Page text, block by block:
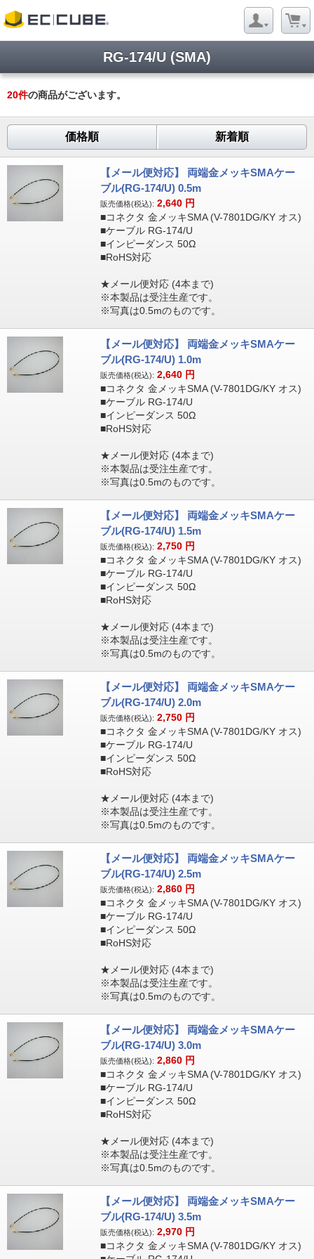
RG-174/U (SMA)
20件の商品がございます。
価格順 新着順
【メール便対応】 両端金メッキSMAケー
ブル(RG-174/U) 0.5m
販売価格(税込): 2,640 円
■コネクタ 金メッキSMA (V-7801DG/KY オス)
■ケーブル RG-174/U
■インピーダンス 50Ω
■RoHS対応
★メール便対応 (4本まで)
※本製品は受注生産です。
※写真は0.5mのものです。
【メール便対応】 両端金メッキSMAケー
ブル(RG-174/U) 1.0m
販売価格(税込): 2,640 円
■コネクタ 金メッキSMA (V-7801DG/KY オス)
■ケーブル RG-174/U
■インピーダンス 50Ω
■RoHS対応
★メール便対応 (4本まで)
※本製品は受注生産です。
※写真は0.5mのものです。
【メール便対応】 両端金メッキSMAケー
ブル(RG-174/U) 1.5m
販売価格(税込): 2,750 円
■コネクタ 金メッキSMA (V-7801DG/KY オス)
■ケーブル RG-174/U
■インピーダンス 50Ω
■RoHS対応
★メール便対応 (4本まで)
※本製品は受注生産です。
※写真は0.5mのものです。
【メール便対応】 両端金メッキSMAケー
ブル(RG-174/U) 2.0m
販売価格(税込): 2,750 円
■コネクタ 金メッキSMA (V-7801DG/KY オス)
■ケーブル RG-174/U
■インピーダンス 50Ω
■RoHS対応
★メール便対応 (4本まで)
※本製品は受注生産です。
※写真は0.5mのものです。
【メール便対応】 両端金メッキSMAケー
ブル(RG-174/U) 2.5m
販売価格(税込): 2,860 円
■コネクタ 金メッキSMA (V-7801DG/KY オス)
■ケーブル RG-174/U
■インピーダンス 50Ω
■RoHS対応
★メール便対応 (4本まで)
※本製品は受注生産です。
※写真は0.5mのものです。
【メール便対応】 両端金メッキSMAケー
ブル(RG-174/U) 3.0m
販売価格(税込): 2,860 円
■コネクタ 金メッキSMA (V-7801DG/KY オス)
■ケーブル RG-174/U
■インピーダンス 50Ω
■RoHS対応
★メール便対応 (4本まで)
※本製品は受注生産です。
※写真は0.5mのものです。
【メール便対応】 両端金メッキSMAケー
ブル(RG-174/U) 3.5m
販売価格(税込): 2,970 円
■コネクタ 金メッキSMA (V-7801DG/KY オス)